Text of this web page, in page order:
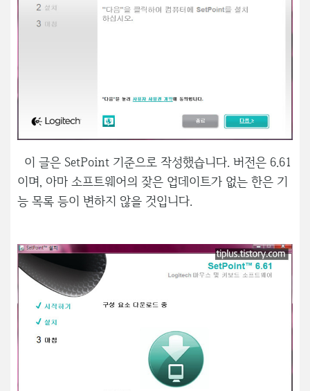
이 글은 SetPoint 기준으로 작성했습니다. 버전은 6.61
이며, 아마 소프트웨어의 잦은 업데이트가 없는 한은 기
능 목록 등이 변하지 않을 것입니다.